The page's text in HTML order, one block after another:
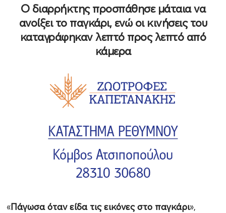
Ο διαρρήκτης προσπάθησε μάταια να
ανοίξει το παγκάρι, ενώ οι κινήσεις του
καταγράφηκαν λεπτό προς λεπτό από
κάμερα
«Πάγωσα όταν είδα τις εικόνες στο παγκάρι»,